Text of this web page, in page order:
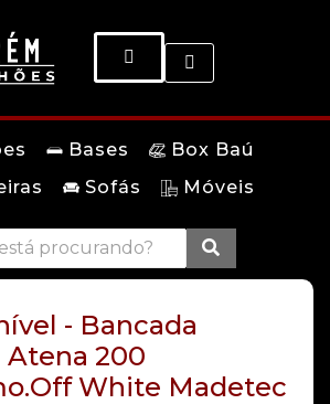
Bases
Box Baú
Sofás Móveis
- Bancada
Atena 200
White Madetec